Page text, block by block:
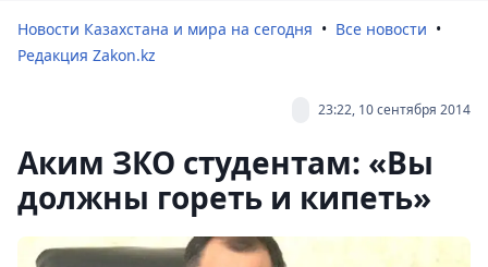
Новости Казахстана и мира на сегодня
Все новости
Редакция Zakon.kz
23:22, 10 сентября 2014
Аким ЗКО студентам: «Вы
должны гореть и кипеть»